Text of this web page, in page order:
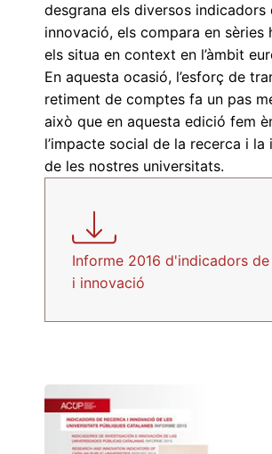
desgrana els diversos indicadors
innovació, els compara en sèries
els situa en context en l’àmbit
En aquesta ocasió, l’esforç de
retiment de comptes fa un pas
això que en aquesta edició fem
l’impacte social de la recerca i la
de les nostres universitats.
Informe 2016 d'indicadors
i innovació